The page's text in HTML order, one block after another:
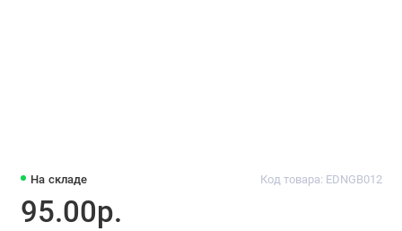
На складе Код товара: EDNGB012
95.00р.